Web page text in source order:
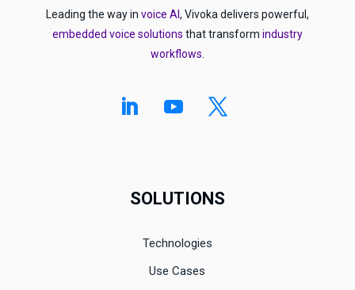
Leading the way in voice AI , Vivoka delivers powerful,
embedded voice solutions that transform industry
workflows
SOLUTIONS
Technologies
Use Cases